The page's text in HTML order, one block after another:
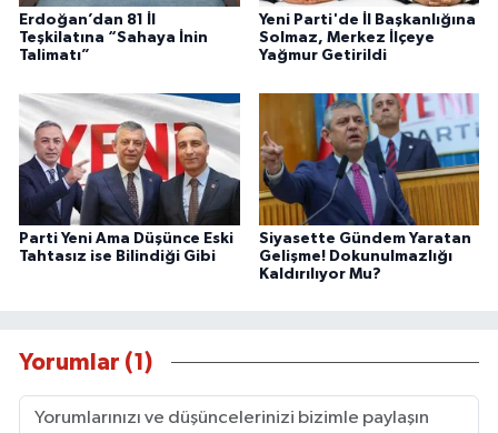
Erdoğan’dan 81 İl
Teşkilatına “Sahaya İnin
Talimatı”
Yeni Parti'de İl Başkanlığına
Solmaz, Merkez İlçeye
Yağmur Getirildi
Parti Yeni Ama Düşünce Eski
Tahtasız ise Bilindiği Gibi
Siyasette Gündem Yaratan
Gelişme! Dokunulmazlığı
Kaldırılıyor Mu?
Yorumlar (1)